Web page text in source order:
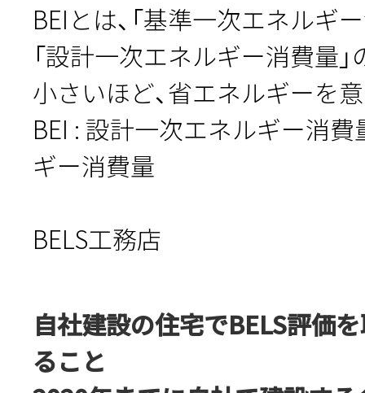
BEIとは、「基準一次エネルギ
「設計一次エネルギー消費量
小さいほど、省エネルギーを
BEI : 設計一次エネルギー消
ギー消費量
BELS工務店
自社建設の住宅でBELS評価
ること